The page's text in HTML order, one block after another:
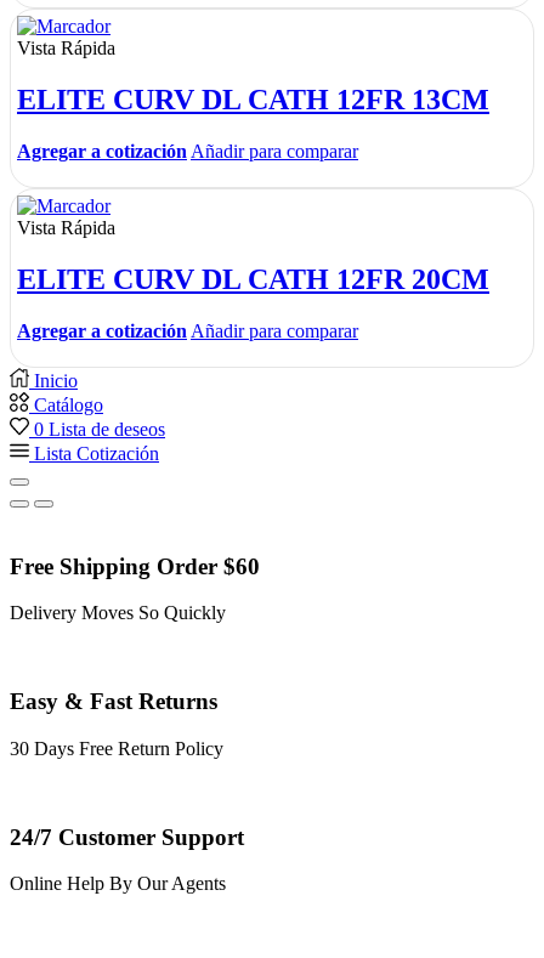
Vista Rápida
ELITE CURV DL CATH 12FR 13CM
Agregar a cotización Añadir para comparar
Vista Rápida
ELITE CURV DL CATH 12FR 20CM
Agregar a cotización Añadir para comparar
Inicio
Catálogo
0 Lista de deseos
Lista Cotización
Free Shipping Order $60
Delivery Moves So Quickly
Easy & Fast Returns
30 Days Free Return Policy
24/7 Customer Support
Online Help By Our Agents